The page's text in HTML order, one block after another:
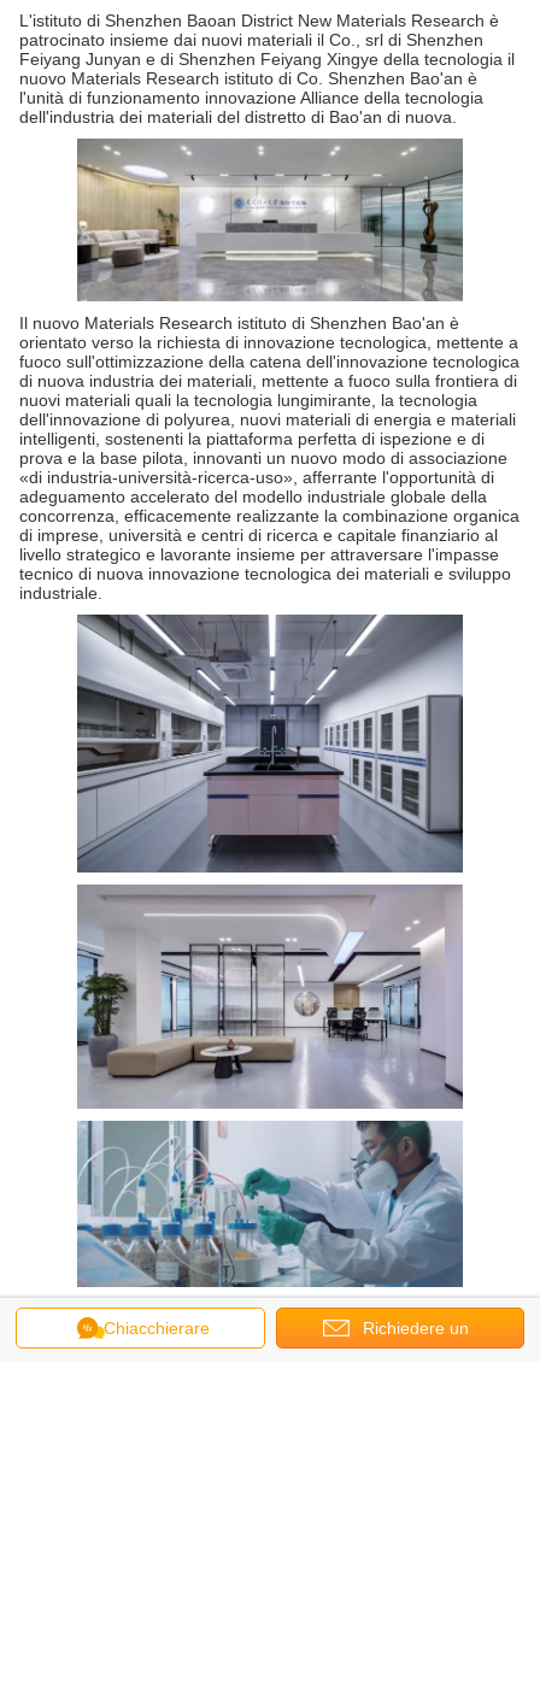
L'istituto di Shenzhen Baoan District New Materials Research è
patrocinato insieme dai nuovi materiali il Co., srl di Shenzhen
Feiyang Junyan e di Shenzhen Feiyang Xingye della tecnologia il
nuovo Materials Research istituto di Co. Shenzhen Bao'an è
l'unità di funzionamento innovazione Alliance della tecnologia
dell'industria dei materiali del distretto di Bao'an di nuova.
Il nuovo Materials Research istituto di Shenzhen Bao'an è
orientato verso la richiesta di innovazione tecnologica, mettente a
fuoco sull'ottimizzazione della catena dell'innovazione tecnologica
di nuova industria dei materiali, mettente a fuoco sulla frontiera di
nuovi materiali quali la tecnologia lungimirante, la tecnologia
dell'innovazione di polyurea, nuovi materiali di energia e materiali
intelligenti, sostenenti la piattaforma perfetta di ispezione e di
prova e la base pilota, innovanti un nuovo modo di associazione
«di industria-università-ricerca-uso», afferrante l'opportunità di
adeguamento accelerato del modello industriale globale della
concorrenza, efficacemente realizzante la combinazione organica
di imprese, università e centri di ricerca e capitale finanziario al
livello strategico e lavorante insieme per attraversare l'impasse
tecnico di nuova innovazione tecnologica dei materiali e sviluppo
industriale.
Chiacchierare Richiedere un